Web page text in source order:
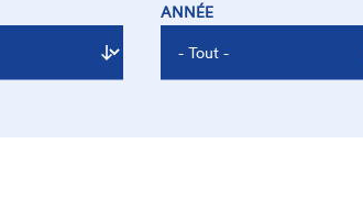
ANNÉE